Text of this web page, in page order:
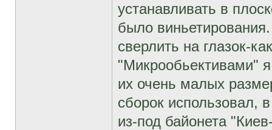
устанавливать в
было
сверлить на глазок-
"Микрообьективами"
их очень малых
сборок
из-под байонета